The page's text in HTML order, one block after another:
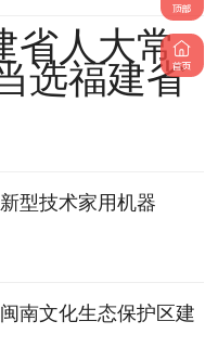
省人大常
选福建省
型技术家用机器
南文化生态保护区建